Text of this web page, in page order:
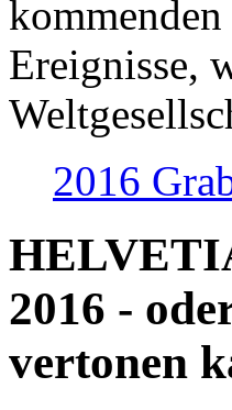
Ereignisse,
2016
2016 -
vertonen